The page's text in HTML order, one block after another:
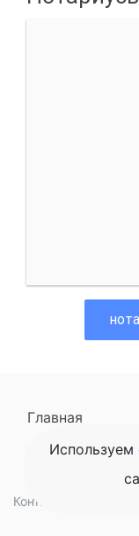
Главная
Наследодатели
Контакты
Используем